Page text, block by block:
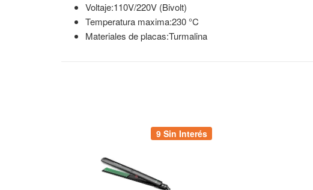
Voltaje:110V/220V (Bivolt)
Temperatura maxima:230 °C
Materiales de placas:Turmalina
9 Sin Interés